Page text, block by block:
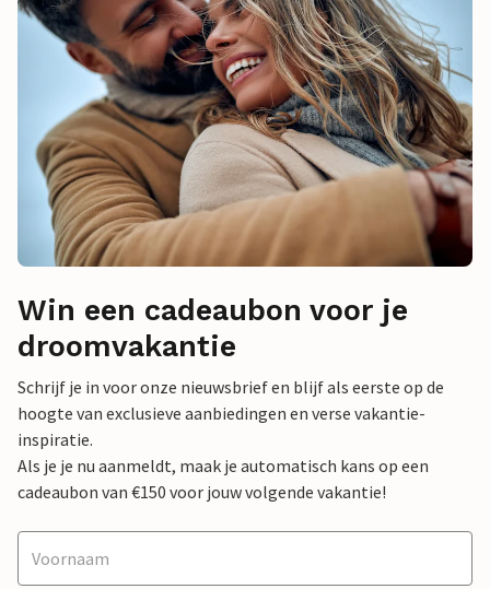
Win een cadeaubon voor je
droomvakantie
Schrijf je in voor onze nieuwsbrief en blijf als eerste op de
hoogte van exclusieve aanbiedingen en verse vakantie-
inspiratie.
Als je je nu aanmeldt, maak je automatisch kans op een
cadeaubon van €150 voor jouw volgende vakantie!